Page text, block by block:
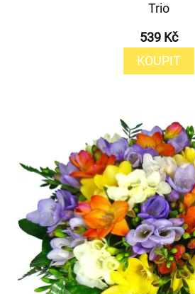
Trio
539 Kč
KOUPIT